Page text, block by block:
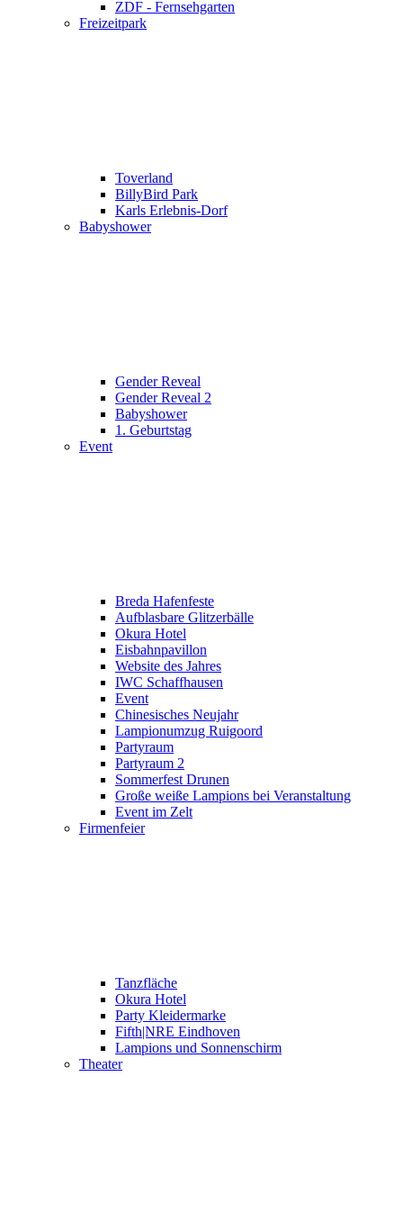
ZDF - Fernsehgarten
Freizeitpark
Toverland
BillyBird Park
Karls Erlebnis-Dorf
Babyshower
Gender Reveal
Gender Reveal 2
Babyshower
1. Geburtstag
Event
Breda Hafenfeste
Aufblasbare Glitzerbälle
Okura Hotel
Eisbahnpavillon
Website des Jahres
IWC Schaffhausen
Event
Chinesisches Neujahr
Lampionumzug Ruigoord
Partyraum
Partyraum 2
Sommerfest Drunen
Große weiße Lampions bei Veranstaltung
Event im Zelt
Firmenfeier
Tanzfläche
Okura Hotel
Party Kleidermarke
Fifth|NRE Eindhoven
Lampions und Sonnenschirm
Theater